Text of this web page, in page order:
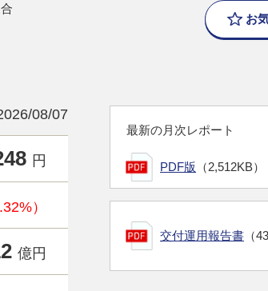
お
08/07
円
）
億円
最新の月次レポート
PDF版 （2,512KB）
交付運用報告書 （